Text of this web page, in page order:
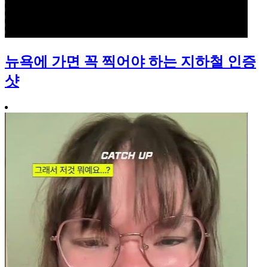
뉴욕에 가면 꼭 찍어야 하는 지하철 인증
샷